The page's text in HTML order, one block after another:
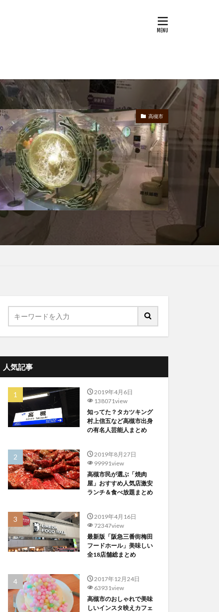
高槻市
人気記事
2019年4月6日
138071view
知ってた？タカツキング
村上信五など高槻市出身
の有名人芸能人まとめ
2019年8月27日
99991view
高槻市民が選ぶ「焼肉
屋」おすすめ人気店激安
ランチ＆食べ放題まとめ
2019年4月16日
72347view
最新版「阪急三番街梅田
フードホール」美味しい
全18店舗総まとめ
2017年12月24日
63931view
高槻市のおしゃれで美味
しいインスタ映えカフェ